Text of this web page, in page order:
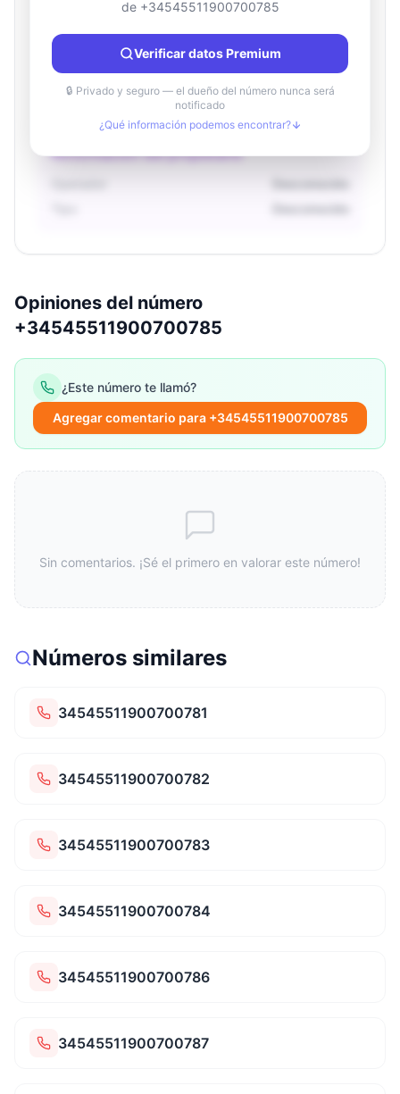
Información de ubicación
País
Desconocido
Ciudad
Desconocido
Región
Desconocido
Información del propietario
de +34545511900700785
Verificar datos Premium
🔒 Privado y seguro — el dueño del número nunca será
notificado
¿Qué información podemos encontrar?
Opiniones del número
+34545511900700785
¿Este número te llamó?
Agregar comentario para +34545511900700785
Sin comentarios. ¡Sé el primero en valorar este número!
Números similares
34545511900700781
34545511900700782
34545511900700783
34545511900700784
34545511900700786
34545511900700787